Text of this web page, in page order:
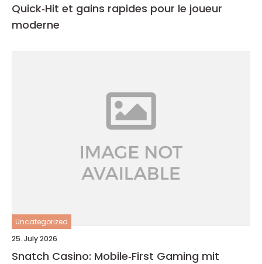
Quick‑Hit et gains rapides pour le joueur
moderne
Uncategorized
25. July 2026
Snatch Casino: Mobile‑First Gaming mit